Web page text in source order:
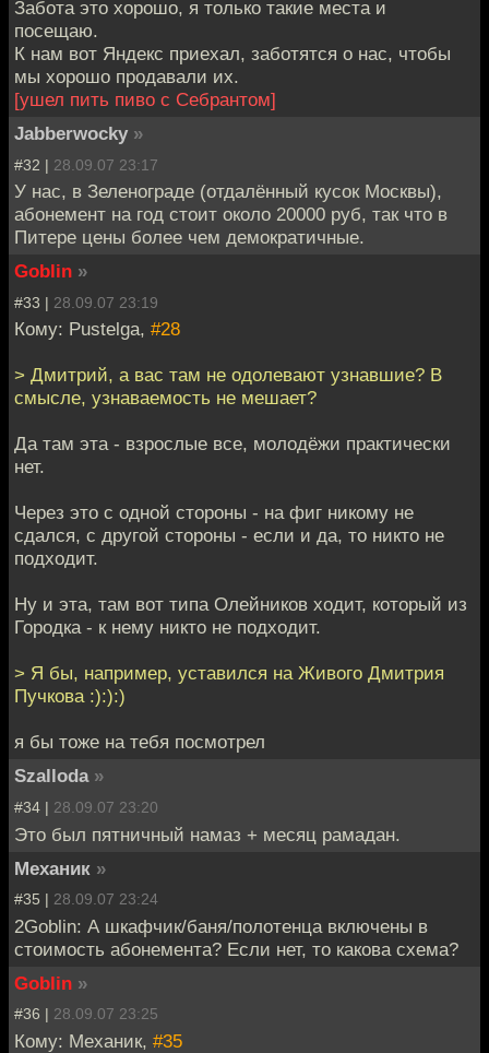
Забота это хорошо, я только такие места и
посещаю.
К нам вот Яндекс приехал, заботятся о нас, чтобы
мы хорошо продавали их.
[ушел пить пиво с Себрантом]
Jabberwocky »
#32 | 28.09.07 23:17
У нас, в Зеленограде (отдалённый кусок Москвы),
абонемент на год стоит около 20000 руб, так что в
Питере цены более чем демократичные.
Goblin »
#33 | 28.09.07 23:19
Кому: Pustelga, #28
> Дмитрий, а вас там не одолевают узнавшие? В
смысле, узнаваемость не мешает?
Да там эта - взрослые все, молодёжи практически
нет.
Через это с одной стороны - на фиг никому не
сдался, с другой стороны - если и да, то никто не
подходит.
Ну и эта, там вот типа Олейников ходит, который из
Городка - к нему никто не подходит.
> Я бы, например, уставился на Живого Дмитрия
Пучкова :):):)
я бы тоже на тебя посмотрел
Szalloda »
#34 | 28.09.07 23:20
Это был пятничный намаз + месяц рамадан.
Механик »
#35 | 28.09.07 23:24
2Goblin: А шкафчик/баня/полотенца включены в
стоимость абонемента? Если нет, то какова схема?
Goblin »
#36 | 28.09.07 23:25
Кому: Механик, #35